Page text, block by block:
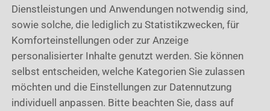
Dienstleistungen und Anwendungen notwendig sind,
sowie solche, die lediglich zu Statistikzwecken, für
Komforteinstellungen oder zur Anzeige
personalisierter Inhalte genutzt werden. Sie können
selbst entscheiden, welche Kategorien Sie zulassen
möchten und die Einstellungen zur Datennutzung
individuell anpassen. Bitte beachten Sie, dass auf